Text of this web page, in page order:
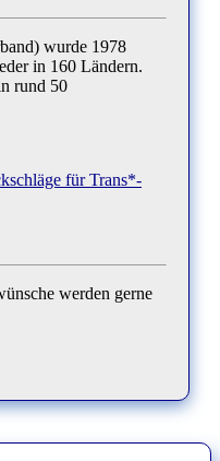
wurde 1978
in 160 Ländern.
rund 50
für Trans*-
werden gerne